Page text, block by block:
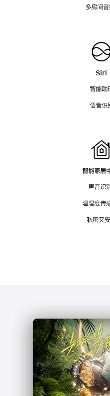
多房间
Siri
智能助
语音识
智能家居
声音识
温湿度传
私密又